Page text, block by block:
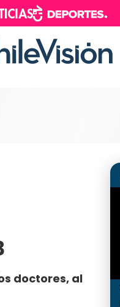
doctores, al